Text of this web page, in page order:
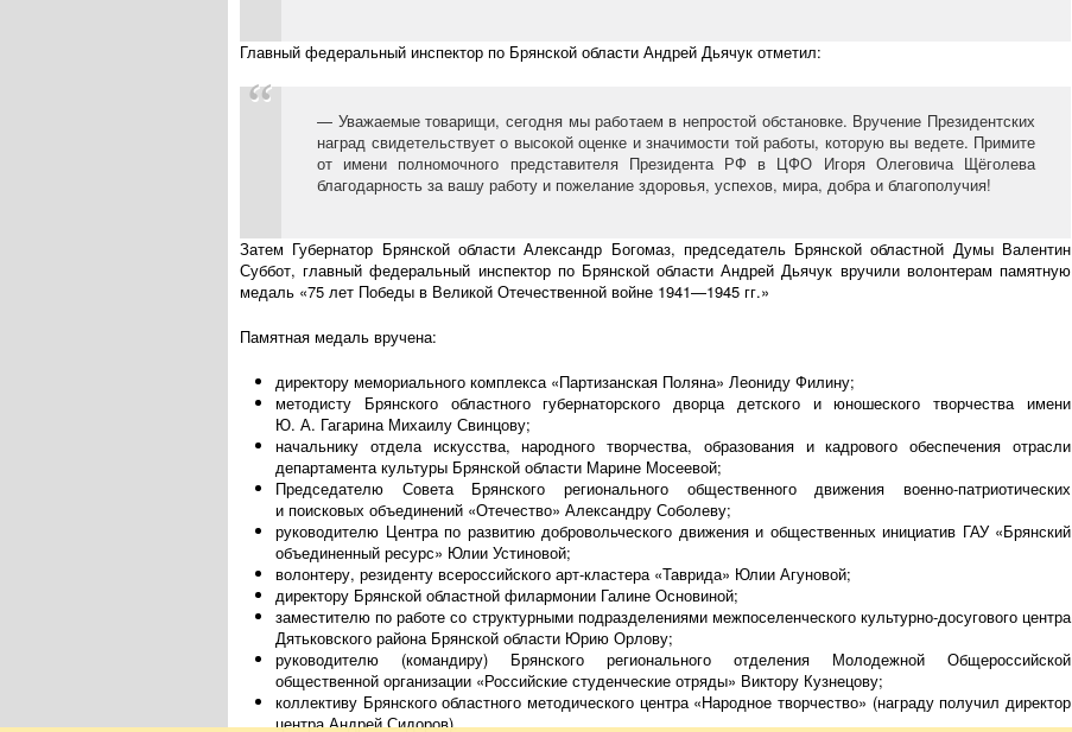
Главный федеральный инспектор по Брянской области Андрей Дьячук отметил:
— Уважаемые товарищи, сегодня мы работаем в непростой обстановке. Вручение Президентских
наград свидетельствует о высокой оценке и значимости той работы, которую вы ведете. Примите
от имени полномочного представителя Президента РФ в ЦФО Игоря Олеговича Щёголева
благодарность за вашу работу и пожелание здоровья, успехов, мира, добра и благополучия!
Затем Губернатор Брянской области Александр Богомаз, председатель Брянской областной Думы Валентин
Суббот, главный федеральный инспектор по Брянской области Андрей Дьячук вручили волонтерам памятную
медаль «75 лет Победы в Великой Отечественной войне 1941—1945 гг.»
Памятная медаль вручена:
директору мемориального комплекса «Партизанская Поляна» Леониду Филину;
методисту Брянского областного губернаторского дворца детского и юношеского творчества имени
Ю. А. ГагаринаМихаилу Свинцову;
начальнику отдела искусства, народного творчества, образования и кадрового обеспечения отрасли
департамента культуры Брянской области Марине Мосеевой;
Председателю Совета Брянского регионального общественного движения военно-патриотических
и поисковых объединений «Отечество» Александру Соболеву;
руководителю Центра по развитию добровольческого движения и общественных инициатив ГАУ «Брянский
объединенный ресурс» Юлии Устиновой;
волонтеру, резиденту всероссийского арт-кластера«Таврида» Юлии Агуновой;
директору Брянской областной филармонии Галине Основиной;
заместителю по работе со структурными подразделениями межпоселенческого культурно-досуговогоцентра
Дятьковского района Брянской области Юрию Орлову;
руководителю (командиру) Брянского регионального отделения Молодежной Общероссийской
общественной организации «Российские студенческие отряды» Виктору Кузнецову;
коллективу Брянского областного методического центра «Народное творчество» (награду получил директор
центра Андрей Сидоров).